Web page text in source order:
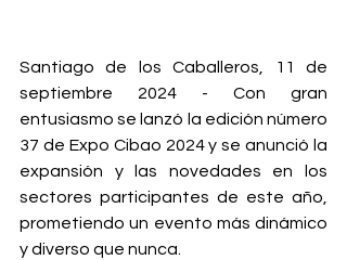
Santiago de los Caballeros, 11 de
septiembre 2024 - Con gran
entusiasmo se lanzó la edición número
37 de Expo Cibao 2024 y se anunció la
expansión y las novedades en los
sectores participantes de este año,
prometiendo un evento más dinámico
y diverso que nunca.